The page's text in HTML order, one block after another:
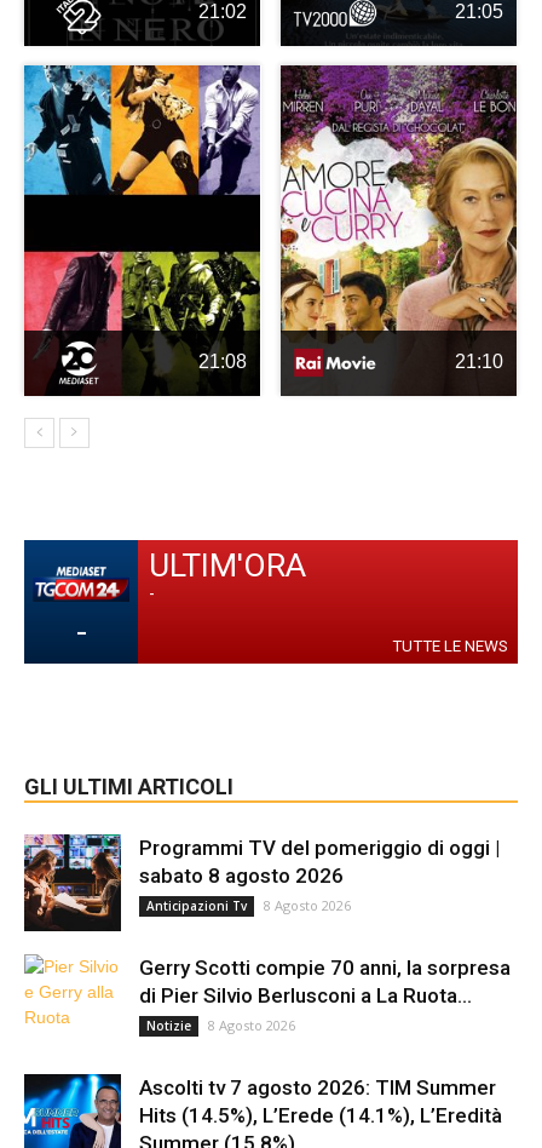
21:02 21:05
21:08 21:10
-
ULTIM'ORA
-
TUTTE LE NEWS
GLI ULTIMI ARTICOLI
Programmi TV del pomeriggio di oggi |
sabato 8 agosto 2026
Anticipazioni Tv 8 Agosto 2026
Gerry Scotti compie 70 anni, la sorpresa
di Pier Silvio Berlusconi a La Ruota...
Notizie 8 Agosto 2026
Ascolti tv 7 agosto 2026: TIM Summer
Hits (14.5%), L’Erede (14.1%), L’Eredità
Summer (15.8%),...